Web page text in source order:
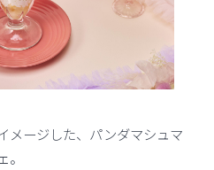
メージした、パンダマシュマ